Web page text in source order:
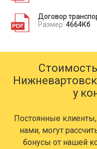
Договор
Размер: 4664Кб
у
Постоянные
нами, могут
бонусы от нашей